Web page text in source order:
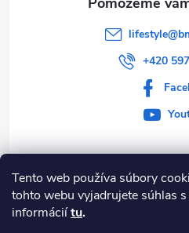
Tento web používa súbory
tohto webu vyjadrujete súhlas
informáciítu.
Informace pro vás
lifestyle@
+420